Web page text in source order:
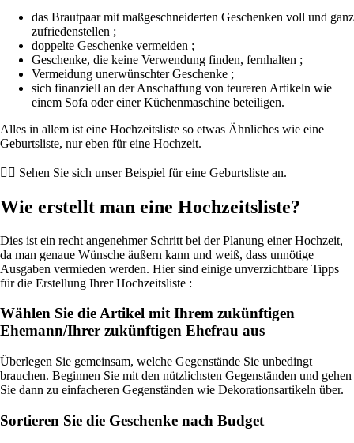
das Brautpaar mit maßgeschneiderten Geschenken voll und ganz
zufriedenstellen ;
doppelte Geschenke vermeiden ;
Geschenke, die keine Verwendung finden, fernhalten ;
Vermeidung unerwünschter Geschenke ;
sich finanziell an der Anschaffung von teureren Artikeln wie
einem Sofa oder einer Küchenmaschine beteiligen.
Alles in allem ist eine Hochzeitsliste so etwas Ähnliches wie eine
Geburtsliste, nur eben für eine Hochzeit.
👉🏼 Sehen Sie sich unser Beispiel für eine Geburtsliste an.
Wie erstellt man eine Hochzeitsliste?
Dies ist ein recht angenehmer Schritt bei der Planung einer Hochzeit,
da man genaue Wünsche äußern kann und weiß, dass unnötige
Ausgaben vermieden werden. Hier sind einige unverzichtbare Tipps
für die Erstellung Ihrer Hochzeitsliste :
Wählen Sie die Artikel mit Ihrem zukünftigen
Ehemann/Ihrer zukünftigen Ehefrau aus
Überlegen Sie gemeinsam, welche Gegenstände Sie unbedingt
brauchen. Beginnen Sie mit den nützlichsten Gegenständen und gehen
Sie dann zu einfacheren Gegenständen wie Dekorationsartikeln über.
Sortieren Sie die Geschenke nach Budget